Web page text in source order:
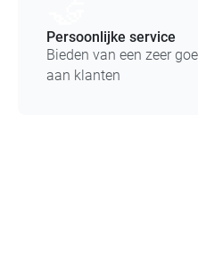
Persoonlijke service
Bieden van een zeer
aan klanten